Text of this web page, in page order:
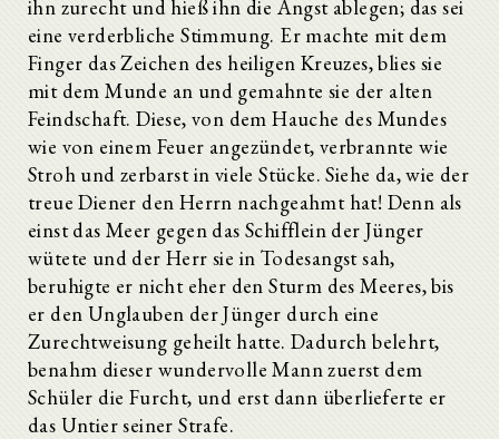
ihn zurecht und hieß ihn die Angst ablegen; das sei
eine verderbliche Stimmung. Er machte mit dem
Finger das Zeichen des heiligen Kreuzes, blies sie
mit dem Munde an und gemahnte sie der alten
Feindschaft. Diese, von dem Hauche des Mundes
wie von einem Feuer angezündet, verbrannte wie
Stroh und zerbarst in viele Stücke. Siehe da, wie der
treue Diener den Herrn nachgeahmt hat! Denn als
einst das Meer gegen das Schifflein der Jünger
wütete und der Herr sie in Todesangst sah,
beruhigte er nicht eher den Sturm des Meeres, bis
er den Unglauben der Jünger durch eine
Zurechtweisung geheilt hatte. Dadurch belehrt,
benahm dieser wundervolle Mann zuerst dem
Schüler die Furcht, und erst dann überlieferte er
das Untier seiner Strafe.